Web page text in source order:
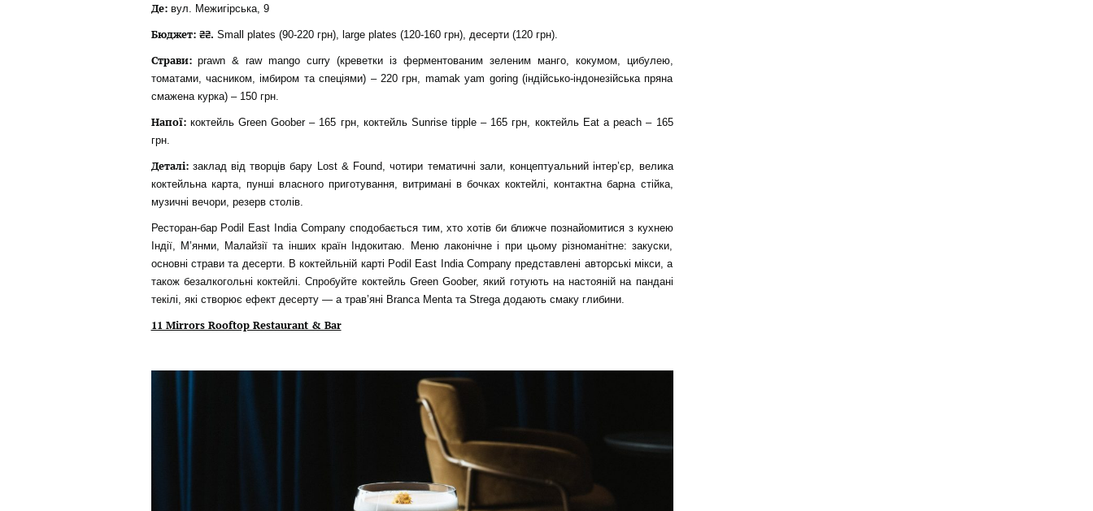
Де:вул. Межигірська, 9
Бюджет: ₴₴. Small plates (90-220 грн), large plates (120-160 грн), десерти (120 грн).
Страви:prawn & raw mango curry (креветки із ферментованим зеленим манго, кокумом, цибулею,
томатами, часником, імбиром та спеціями) – 220 грн, mamak yam goring (індійсько-індонезійська пряна
смажена курка) – 150 грн.
Напої:коктейль Green Goober – 165 грн, коктейль Sunrise tipple – 165 грн, коктейль Eat a peach – 165
грн.
Деталі:заклад від творців бару Lost & Found, чотири тематичні зали, концептуальний інтер’єр, велика
коктейльна карта, пунші власного приготування, витримані в бочках коктейлі, контактна барна стійка,
музичні вечори, резерв столів.
Ресторан-бар Podil East India Company сподобається тим, хто хотів би ближче познайомитися з кухнею
Індії, М’янми, Малайзії та інших країн Індокитаю. Меню лаконічне і при цьому різноманітне: закуски,
основні страви та десерти. В коктейльній карті Podil East India Company представлені авторські мікси, а
також безалкогольні коктейлі. Спробуйте коктейль Green Goober, який готують на настояній на пандані
текілі, які створює ефект десерту — а трав’яні Branca Menta та Strega додають смаку глибини.
11 Mirrors Rooftop Restaurant & Bar